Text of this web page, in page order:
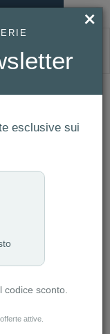
REF. L2.759.4.92.6
×
esclusive sui
codice sconto.
attive.